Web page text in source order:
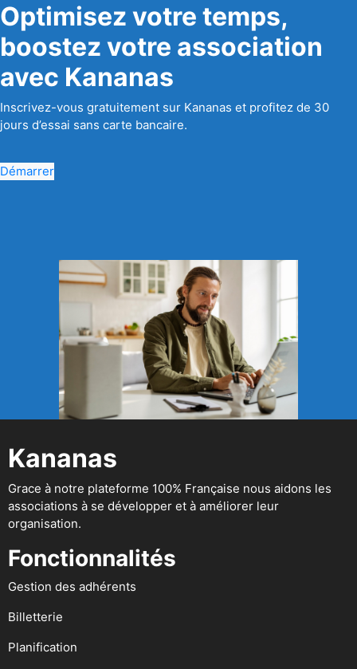
Optimisez votre temps,
boostez votre association
avec Kananas
Inscrivez-vous gratuitement sur Kananas et profitez de 30
jours d’essai sans carte bancaire.
Démarrer
Kananas
Grace à notre plateforme 100% Française nous aidons les
associations à se développer et à améliorer leur
organisation.
Fonctionnalités
Gestion des adhérents
Billetterie
Planification